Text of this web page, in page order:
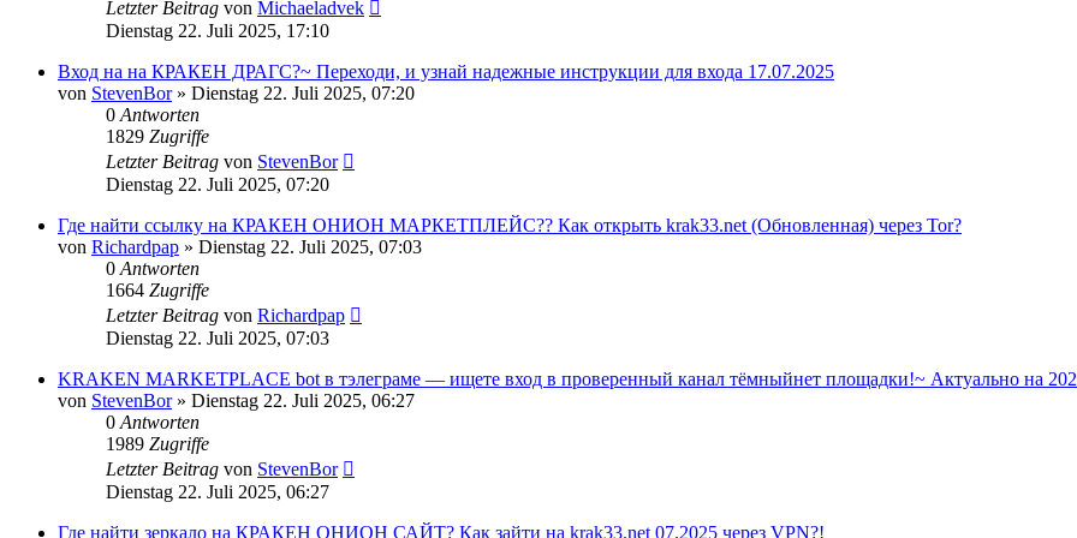
Letzter Beitrag von Michaeladvek
Dienstag 22. Juli 2025, 17:10
Вход на на КРАКЕН ДРАГС?~ Переходи, и узнай надежные инструкции для входа 17.07.2025
von StevenBor» Dienstag 22. Juli 2025, 07:20
0 Antworten
1829 Zugriffe
Letzter Beitrag von StevenBor
Dienstag 22. Juli 2025, 07:20
Где найти ссылку на КРАКЕН ОНИОН МАРКЕТПЛЕЙС?? Как открыть krak33.net (Обновленная) через Tor?
von Richardpap » Dienstag 22. Juli 2025, 07:03
0 Antworten
1664 Zugriffe
Letzter Beitrag von Richardpap
Dienstag 22. Juli 2025, 07:03
KRAKEN MARKETPLACE bot в тэлеграме — ищете вход в проверенный канал тёмныйнет площадки!~ Актуально на
von StevenBor» Dienstag 22. Juli 2025, 06:27
0 Antworten
1989 Zugriffe
Letzter Beitrag von StevenBor
Dienstag 22. Juli 2025, 06:27
Где найти зеркало на КРАКЕН ОНИОН САЙТ? Как зайти на krak33.net 07.2025 через VPN?!